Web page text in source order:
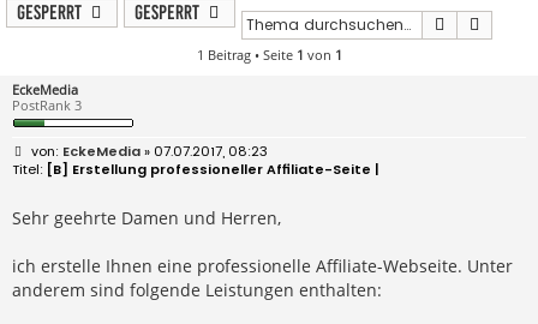
Gesperrt Gesperrt Suche
1 Beitrag • Seite 1 von 1
EckeMedia
PostRank 3
B
e
i
r
a
EckeMedia» 07.07.2017, 08:23
[B] Erstellung professioneller Affiliate-Seite |
Sehr geehrte Damen und Herren,
ich erstelle Ihnen eine professionelle Affiliate-Webseite. Unter
anderem sind folgende Leistungen enthalten: